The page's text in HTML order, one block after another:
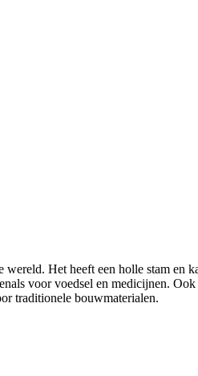
Het heeft een holle stam
voor voedsel en medicijnen.
traditionele bouwmaterialen.